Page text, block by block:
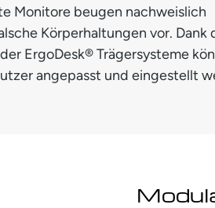
Monitore beugen nachweislich
Körperhaltungen vor. Dank
ErgoDesk® Trägersysteme
angepasst und eingestellt